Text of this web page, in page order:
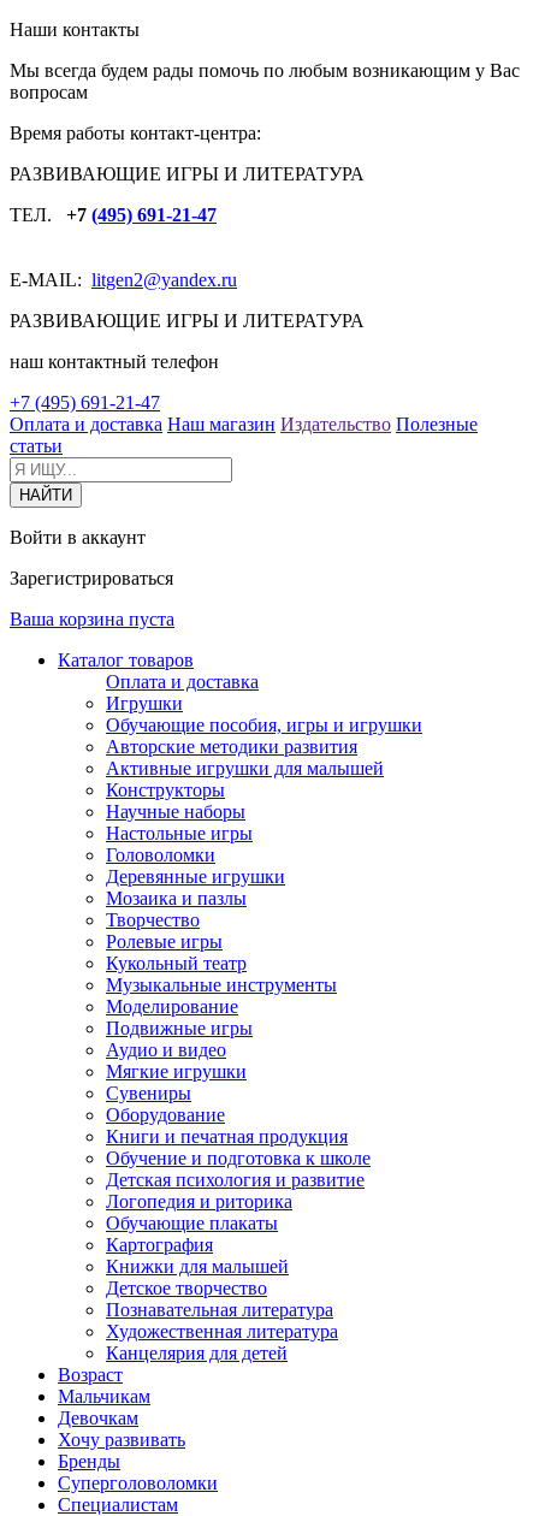
Наши контакты
Мы всегда будем рады помочь по любым возникающим у Вас
вопросам
Время работы контакт-центра:
РАЗВИВАЮЩИЕ ИГРЫ И ЛИТЕРАТУРА
ТЕЛ. +7 (495) 691-21-47
E-MAIL: litgen2@yandex.ru
РАЗВИВАЮЩИЕ ИГРЫ И ЛИТЕРАТУРА
наш контактный телефон
+7 (495) 691-21-47
Оплата и доставка Наш магазин Издательство Полезные
статьи
Войти в аккаунт
Зарегистрироваться
Ваша корзина пуста
Каталог товаров
Оплата и доставка
Игрушки
Обучающие пособия, игры и игрушки
Авторские методики развития
Активные игрушки для малышей
Конструкторы
Научные наборы
Настольные игры
Головоломки
Деревянные игрушки
Мозаика и пазлы
Творчество
Ролевые игры
Кукольный театр
Музыкальные инструменты
Моделирование
Подвижные игры
Аудио и видео
Мягкие игрушки
Сувениры
Оборудование
Книги и печатная продукция
Обучение и подготовка к школе
Детская психология и развитие
Логопедия и риторика
Обучающие плакаты
Картография
Книжки для малышей
Детское творчество
Познавательная литература
Художественная литература
Канцелярия для детей
Возраст
Мальчикам
Девочкам
Хочу развивать
Бренды
Суперголоволомки
Специалистам